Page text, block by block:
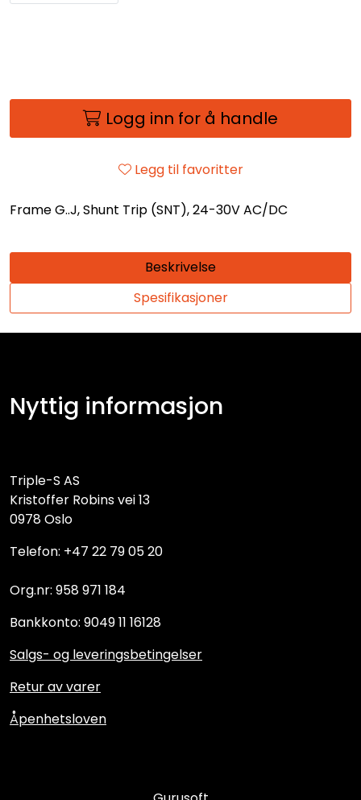
Logg inn for å handle
Legg til favoritter
Frame G..J, Shunt Trip (SNT), 24-30V AC/DC
Beskrivelse
Spesifikasjoner
Nyttig informasjon
Triple-S AS
Kristoffer Robins vei 13
0978 Oslo
Telefon: +47 22 79 05 20
Org.nr: 958 971 184
Bankkonto: 9049 11 16128
Salgs- og leveringsbetingelser
Retur av varer
Åpenhetsloven